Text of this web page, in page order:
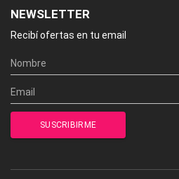
NEWSLETTER
Recibí ofertas en tu email